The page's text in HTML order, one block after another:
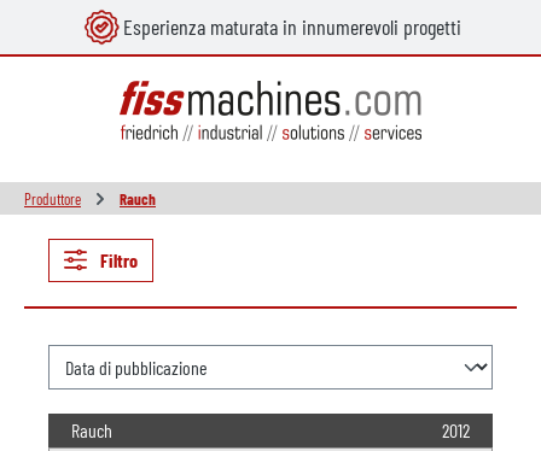
principale Esperienza maturata in innumerevoli progetti
Produttore Rauch
Filtro
Rauch 2012